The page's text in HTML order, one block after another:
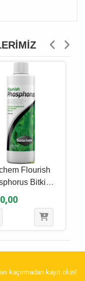
Flourish
Bitki
250 Ml
kaçırmadan kayıt olun!